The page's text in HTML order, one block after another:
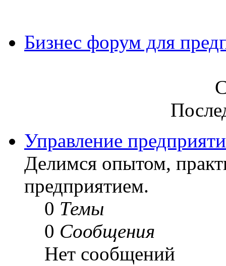
Бизнес форум для
Управление
Делимся опытом,
предприятием.
0 Темы
0 Сообщения
Нет сообщений